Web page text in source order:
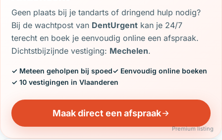
Geen plaats bij je tandarts of dringend hulp nodig?
Bij de wachtpost van DentUrgent kan je 24/7
terecht en boek je eenvoudig online een afspraak.
Dichtstbijzijnde vestiging: Mechelen.
✓ Meteen geholpen bij spoed✓ Eenvoudig online boeken
✓ 10 vestigingen in Vlaanderen
Maak direct een afspraak
Premium listing